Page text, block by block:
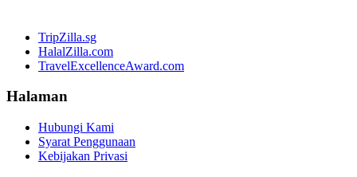
TripZilla.sg
HalalZilla.com
TravelExcellenceAward.com
Halaman
Hubungi Kami
Syarat Penggunaan
Kebijakan Privasi